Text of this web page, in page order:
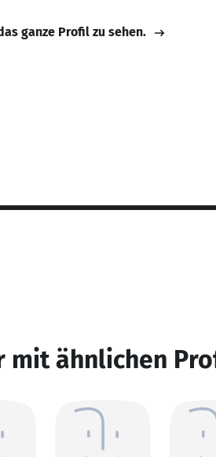
ganze Profil zu sehen.
mit ähnlichen